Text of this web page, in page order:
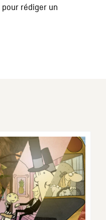
pour rédiger un